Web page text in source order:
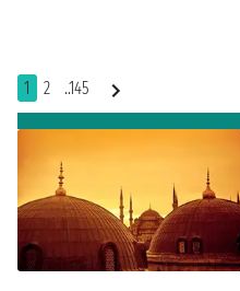
1 2 ..145